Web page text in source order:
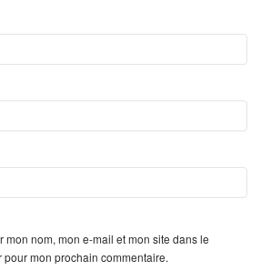
mon nom, mon e-mail et mon site dans le
pour mon prochain commentaire.